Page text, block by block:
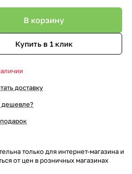
В корзину
Купить в 1 клик
доставку
только для интернет-магазина и
от цен в розничных магазинах